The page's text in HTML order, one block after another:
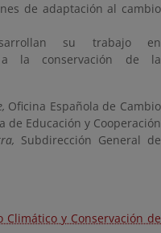
de adaptación al cambio
su trabajo en
a la conservación de la
Oficina Española de Cambio
de Educación y Cooperación
Subdirección General de
y Conservación de